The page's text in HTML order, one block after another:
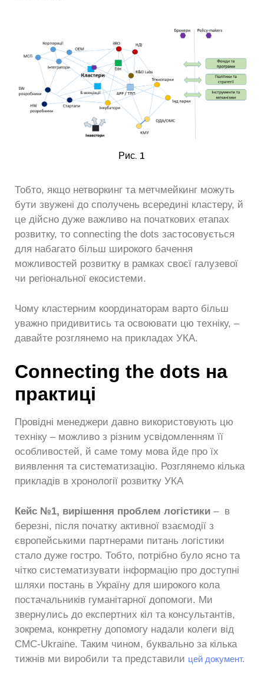
Рис. 1
Тобто, якщо нетворкинг та метчмейкинг можуть
бути звужені до сполучень всередині кластеру, й
це дійсно дуже важливо на початкових етапах
розвитку, то сonnecting the dots застосовується
для набагато більш широкого бачення
можливостей розвитку в рамках своєї галузевої
чи регіональної екосистеми.
Чому кластерним координаторам варто більш
уважно придивитись та освоювати цю техніку, –
давайте розглянемо на прикладах УКА.
Connecting the dots на
практиці
Провідні менеджери давно використовують цю
техніку – можливо з різним усвідомленням її
особливостей, й саме тому мова йде про їх
виявлення та систематизацію. Розглянемо кілька
прикладів в хронології розвитку УКА
Кейс №1, вирішення проблем логістики – в
березні, після початку активної взаємодії з
європейськими партнерами питань логістики
стало дуже гостро. Тобто, потрібно було ясно та
чітко систематизувати інформацію про доступні
шляхи постань в Україну для широкого кола
постачальників гуманітарної допомоги. Ми
звернулись до експертних кіл та консультантів,
зокрема, конкретну допомогу надали колеги від
CMC-Ukraine. Таким чином, буквально за кілька
тижнів ми виробили та представили цей документ.